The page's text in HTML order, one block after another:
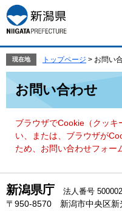
ー
ジ
の
頭
す。
ニ
ュ
ー
飛
て
現在地 トップページ > お問い
お問い合わせ
ブラウザでCookie（クッ
い、または、ブラウザが
ため、お問い合わせフォー
新潟県庁 法人番号
〒950-8570 新潟市中央区新